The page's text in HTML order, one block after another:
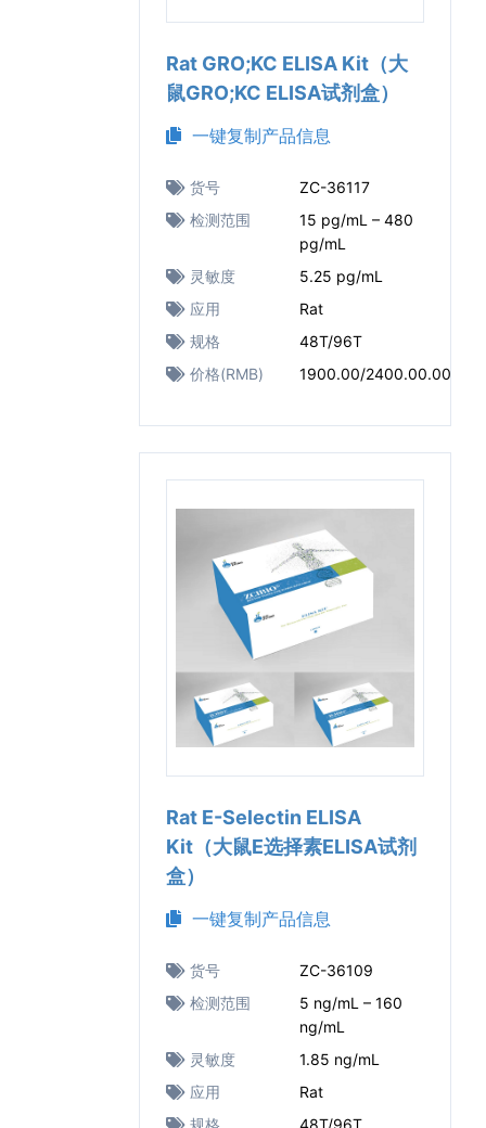
Rat GRO;KC ELISA Kit（大
鼠GRO;KC ELISA试剂盒）
一键复制产品信息
货号
ZC-36117
检测范围
15 pg/mL – 480
pg/mL
灵敏度
5.25 pg/mL
应用
Rat
规格
48T/96T
价格(RMB)
1900.00/2400.00.00
Rat E-Selectin ELISA
Kit（大鼠E选择素ELISA试剂
盒）
一键复制产品信息
货号
ZC-36109
检测范围
5 ng/mL – 160
ng/mL
灵敏度
1.85 ng/mL
应用
Rat
规格
48T/96T